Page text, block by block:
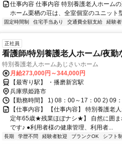
仕事内容 仕事内容 特別養護老人ホーム
ホーム栗栖の荘は、全室個室のユニット
固定時間制 住宅手当あり 交通費全額支給 経験
正社員
看護師/特別養護老人ホーム/夜勤
特別養護老人ホームあじさいホーム
月給273,000円～344,000円
【最寄り駅】 ・播磨新宮駅
兵庫県姫路市
【勤務時間】 1) 08：00～17：00 2) 09
【仕事内容】 【仕事内容】 特別養護
定年65歳★残業ほぼナシ★】 自然に囲ま
です♪ ●利用者様の健康管理、利用者...
長期 学歴不問 経験者歓迎 ブランクOK シフト制